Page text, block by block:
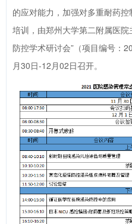
的应对能力，加强对多重耐药
培训，由郑州大学第二附属医
防控学术研讨会”（项目编号：
月30日-12月02日召开。